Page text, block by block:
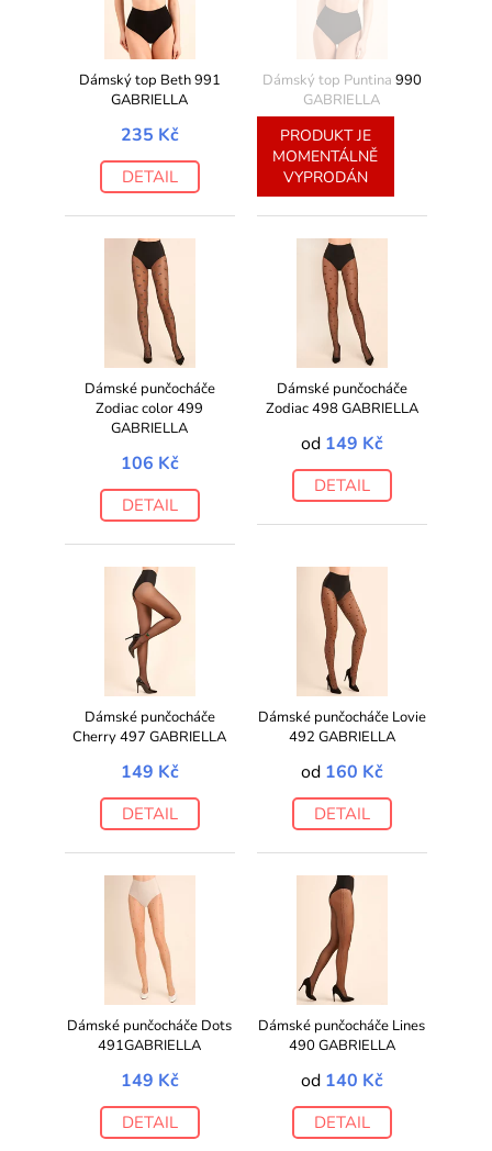
Dámský top Beth 991
GABRIELLA
235 Kč
DETAIL
PRODUKT JE
MOMENTÁLNĚ
VYPRODÁN
Dámský top Puntina 990
GABRIELLA
235 Kč
DETAIL
Dámské punčocháče
Zodiac color 499
GABRIELLA
106 Kč
DETAIL
Dámské punčocháče
Zodiac 498 GABRIELLA
od 149 Kč
DETAIL
Dámské punčocháče
Cherry 497 GABRIELLA
149 Kč
DETAIL
Dámské punčocháče Lovie
492 GABRIELLA
od 160 Kč
DETAIL
Dámské punčocháče Dots
491GABRIELLA
149 Kč
DETAIL
Dámské punčocháče Lines
490 GABRIELLA
od 140 Kč
DETAIL